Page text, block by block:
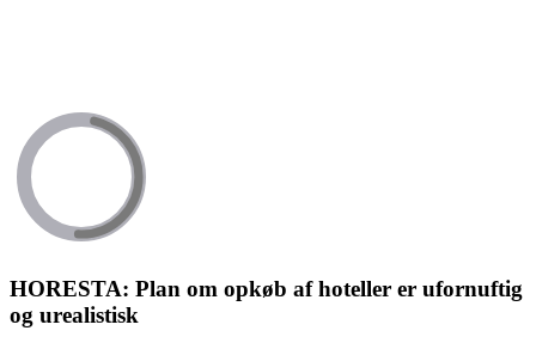
HORESTA: Plan om opkøb af hoteller er ufornuftig
og urealistisk